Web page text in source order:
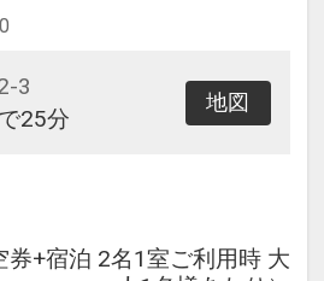
3
25分
地図
券+宿泊 2名1室ご利用時 大